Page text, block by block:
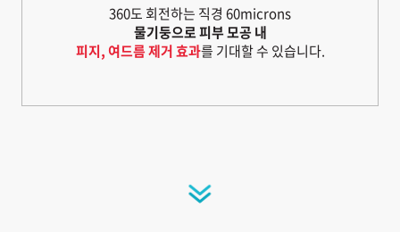
360도 회전하는 직경 60microns
물기둥으로 피부 모공 내
피지, 여드름 제거 효과를 기대할 수 있습니다.